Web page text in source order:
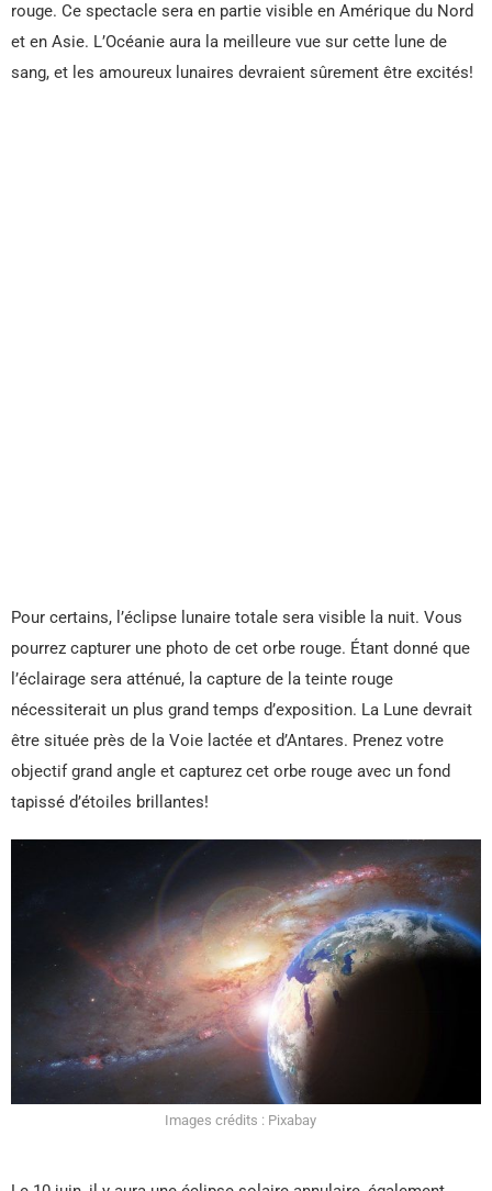
rouge. Ce spectacle sera en partie visible en Amérique du Nord
et en Asie. L’Océanie aura la meilleure vue sur cette lune de
sang, et les amoureux lunaires devraient sûrement être excités!
Pour certains, l’éclipse lunaire totale sera visible la nuit. Vous
pourrez capturer une photo de cet orbe rouge. Étant donné que
l’éclairage sera atténué, la capture de la teinte rouge
nécessiterait un plus grand temps d’exposition. La Lune devrait
être située près de la Voie lactée et d’Antares. Prenez votre
objectif grand angle et capturez cet orbe rouge avec un fond
tapissé d’étoiles brillantes!
Images crédits : Pixabay